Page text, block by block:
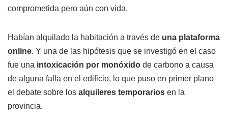
comprometida pero aún con vida.
Habían alquilado la habitación a través de una plataforma
online. Y una de las hipótesis que se investigó en el caso
fue una intoxicación por monóxido de carbono a causa
de alguna falla en el edificio, lo que puso en primer plano
el debate sobre los alquileres temporarios en la
provincia.